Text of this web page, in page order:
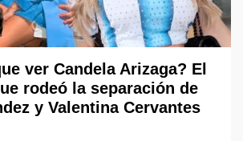
ver Candela Arizaga? El
rodeó la separación de
y Valentina Cervantes